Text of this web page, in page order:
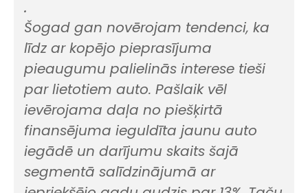
.
Šogad gan novērojam tendenci, ka
līdz ar kopējo pieprasījuma
pieaugumu palielinās interese tieši
par lietotiem auto. Pašlaik vēl
ievērojama daļa no piešķirtā
finansējuma ieguldīta jaunu auto
iegādē un darījumu skaits šajā
segmentā salīdzinājumā ar